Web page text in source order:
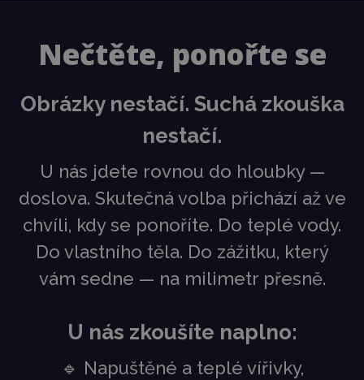
Nečtěte, ponořte se
Obrázky nestačí. Suchá zkouška
nestačí.
U nás jdete rovnou do hloubky —
doslova. Skutečná volba přichází až ve
chvíli, kdy se ponoříte. Do teplé vody.
Do vlastního těla. Do zážitku, který
vám sedne — na milimetr přesně.
U nás zkoušíte naplno:
🔹 Napuštěné a teplé vířivky,